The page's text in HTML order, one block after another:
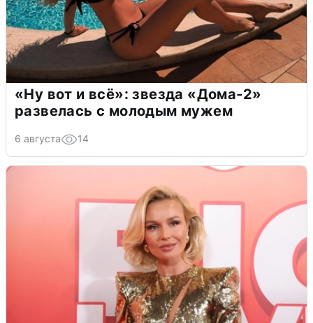
«Ну вот и всё»: звезда «Дома-2»
развелась с молодым мужем
6 августа 14